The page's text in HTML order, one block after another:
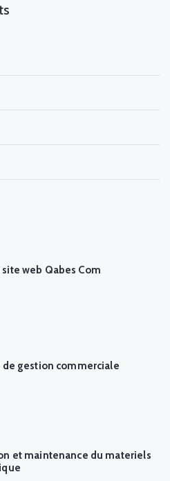
web Qabes Com
de gestion commerciale
et maintenance du materiels